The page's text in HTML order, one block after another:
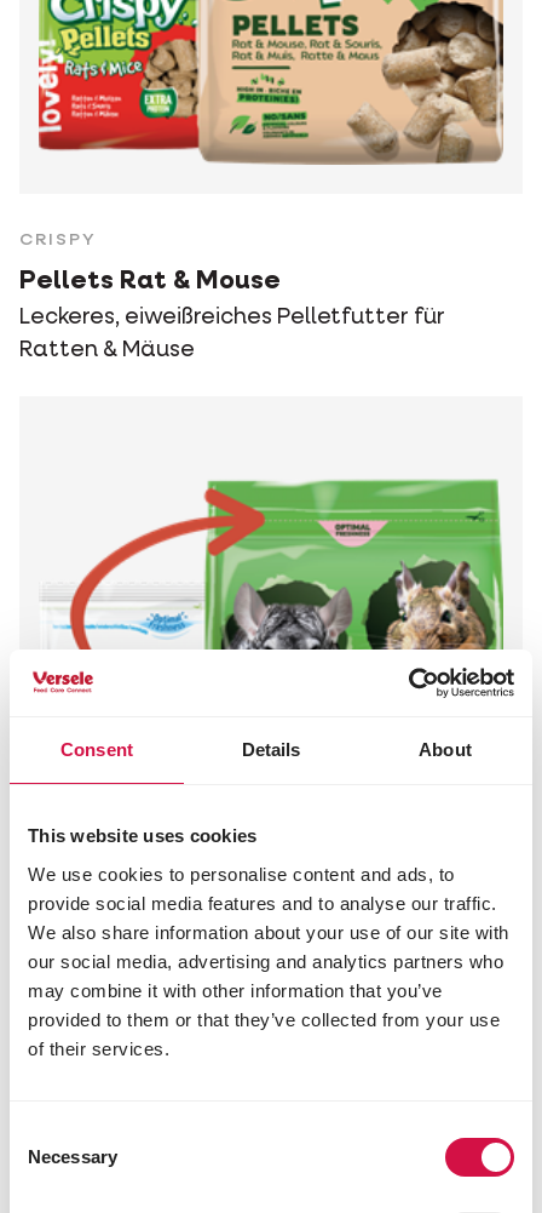
Consent Details About
This website uses cookies
We use cookies to personalise content and ads, to
provide social media features and to analyse our traffic.
We also share information about your use of our site with
our social media, advertising and analytics partners who
may combine it with other information that you’ve
provided to them or that they’ve collected from your use
of their services.
Selection
Necessary
CRISPY
Pellets Rat & Mouse
Leckeres, eiweißreiches Pelletfutter für
Ratten & Mäuse
CRISPY
Leckeres und faserreiches Pelletfutter für
Chinchillas & Degus